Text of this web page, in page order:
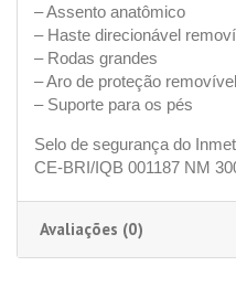
– Assento anatômico
– Haste direcionável
– Rodas grandes
– Aro de proteção removível
– Suporte para os pés
Selo de segurança do
CE-BRI/IQB 001187 NM
Avaliações (0)